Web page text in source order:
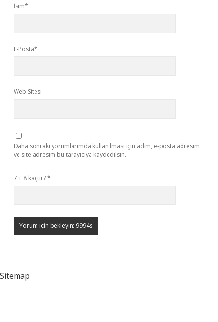
İsim*
E-Posta*
Web Sitesi
Daha sonraki yorumlarımda kullanılması için adım, e-posta adresim
ve site adresim bu tarayıcıya kaydedilsin.
7 + 8 kaçtır?*
Sitemap